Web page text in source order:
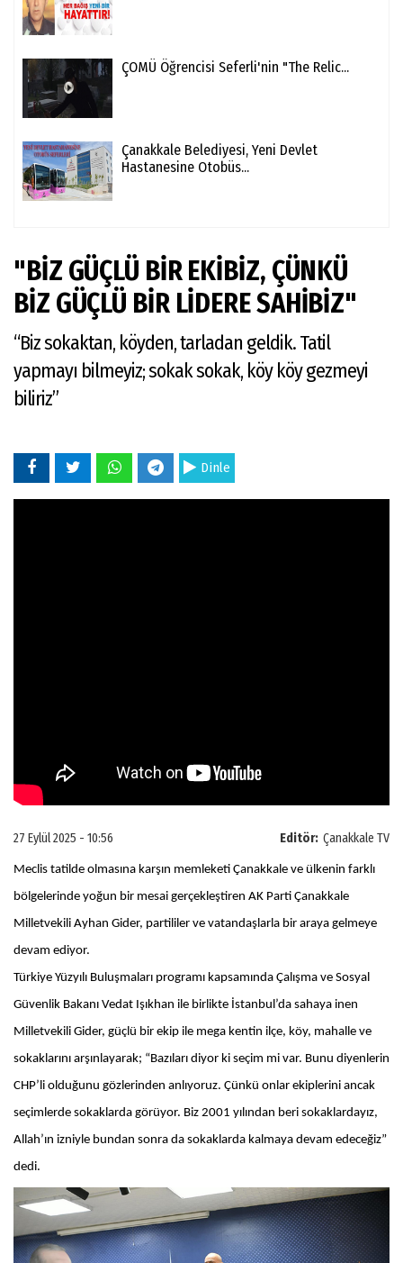
ÇOMÜ Öğrencisi Seferli'nin "The Relic...
Çanakkale Belediyesi, Yeni Devlet
Hastanesine Otobüs...
"BİZ GÜÇLÜ BİR EKİBİZ, ÇÜNKÜ
BİZ GÜÇLÜ BİR LİDERE SAHİBİZ"
“Biz sokaktan, köyden, tarladan geldik. Tatil
yapmayı bilmeyiz; sokak sokak, köy köy gezmeyi
biliriz”
Dinle
Editör: Çanakkale TV
27 Eylül 2025 - 10:56
Meclis tatilde olmasına karşın memleketi Çanakkale ve ülkenin farklı
bölgelerinde yoğun bir mesai gerçekleştiren AK Parti Çanakkale
Milletvekili Ayhan Gider, partililer ve vatandaşlarla bir araya gelmeye
devam ediyor.
Türkiye Yüzyılı Buluşmaları programı kapsamında Çalışma ve Sosyal
Güvenlik Bakanı Vedat Işıkhan ile birlikte İstanbul’da sahaya inen
Milletvekili Gider, güçlü bir ekip ile mega kentin ilçe, köy, mahalle ve
sokaklarını arşınlayarak; “Bazıları diyor ki seçim mi var. Bunu diyenlerin
CHP’li olduğunu gözlerinden anlıyoruz. Çünkü onlar ekiplerini ancak
seçimlerde sokaklarda görüyor. Biz 2001 yılından beri sokaklardayız,
Allah’ın izniyle bundan sonra da sokaklarda kalmaya devam edeceğiz”
dedi.